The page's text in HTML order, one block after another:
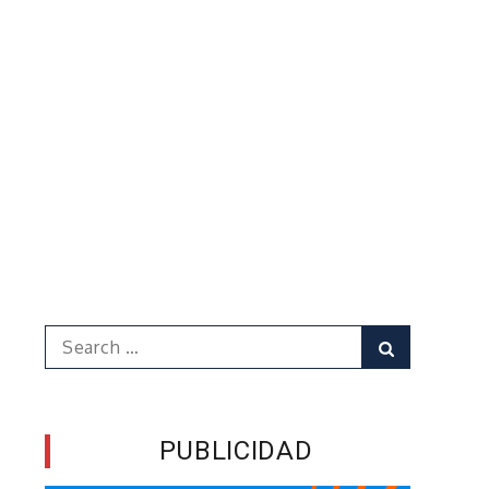
Search
for:
PUBLICIDAD